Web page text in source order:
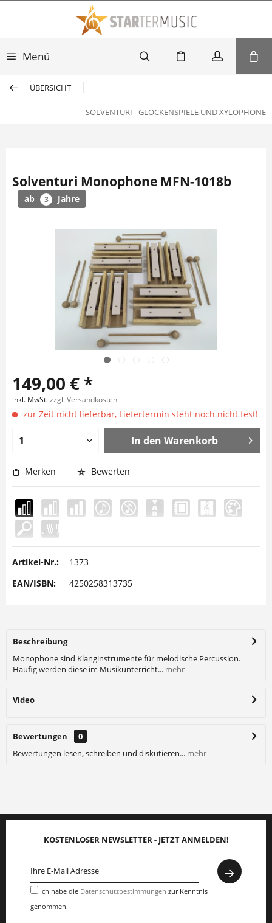
Menü
ÜBERSICHT
SOLVENTURI - GLOCKENSPIELE UND XYLOPHONE
Solventuri Monophone MFN-1018b
ab 3 Jahre
149,00 € *
inkl. MwSt.zzgl. Versandkosten
zur Zeit nicht lieferbar, Liefertermin steht noch nicht fest!
In den Warenkorb
Merken Bewerten
Artikel-Nr.:
1373
EAN/ISBN:
4250258313735
Beschreibung
Monophone sind Klanginstrumente für melodische Percussion.
Häufig werden diese im Musikunterricht... mehr
Video
Bewertungen
0
Bewertungen lesen, schreiben und diskutieren... mehr
KOSTENLOSER NEWSLETTER - JETZT ANMELDEN!
Ich habe die Datenschutzbestimmungen zur Kenntnis
genommen.